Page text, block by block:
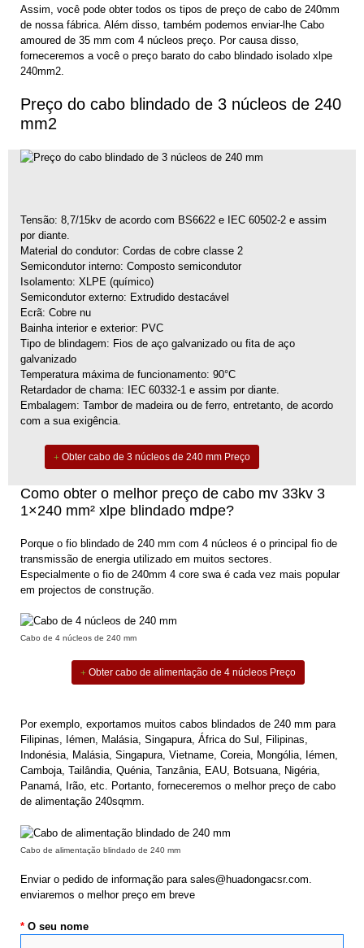
Assim, você pode obter todos os tipos de preço de cabo de 240mm
de nossa fábrica. Além disso, também podemos enviar-lhe Cabo
amoured de 35 mm com 4 núcleos preço. Por causa disso,
forneceremos a você o preço barato do cabo blindado isolado xlpe
240mm2.
Preço do cabo blindado de 3 núcleos de 240
mm2
Tensão: 8,7/15kv de acordo com BS6622 e IEC 60502-2 e assim
por diante.
Material do condutor: Cordas de cobre classe 2
Semicondutor interno: Composto semicondutor
Isolamento: XLPE (químico)
Semicondutor externo: Extrudido destacável
Ecrã: Cobre nu
Bainha interior e exterior: PVC
Tipo de blindagem: Fios de aço galvanizado ou fita de aço
galvanizado
Temperatura máxima de funcionamento: 90°C
Retardador de chama: IEC 60332-1 e assim por diante.
Embalagem: Tambor de madeira ou de ferro, entretanto, de acordo
com a sua exigência.
Obter cabo de 3 núcleos de 240 mm Preço
Como obter o melhor preço de cabo mv 33kv 3
1×240 mm² xlpe blindado mdpe?
Porque o fio blindado de 240 mm com 4 núcleos é o principal fio de
transmissão de energia utilizado em muitos sectores.
Especialmente o fio de 240mm 4 core swa é cada vez mais popular
em projectos de construção.
Cabo de 4 núcleos de 240 mm
Obter cabo de alimentação de 4 núcleos Preço
Por exemplo, exportamos muitos cabos blindados de 240 mm para
Filipinas, Iémen, Malásia, Singapura, África do Sul, Filipinas,
Indonésia, Malásia, Singapura, Vietname, Coreia, Mongólia, Iémen,
Camboja, Tailândia, Quénia, Tanzânia, EAU, Botsuana, Nigéria,
Panamá, Irão, etc. Portanto, forneceremos o melhor preço de cabo
de alimentação 240sqmm.
Cabo de alimentação blindado de 240 mm
Enviar o pedido de informação para sales@huadongacsr.com.
enviaremos o melhor preço em breve
* O seu nome